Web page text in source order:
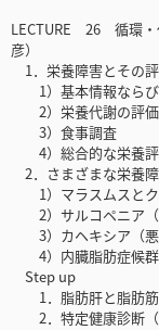
LECTURE 26 循環・
彦）
1．栄養障害とその
1）基本情報ならび
2）栄養代謝の評価
3）食事調査
4）総合的な栄養評
2．さまざまな栄養
1）マラスムスとク
2）サルコペニア（
3）カヘキシア（悪
4）内臓脂肪症候群
Step up
1．脂肪肝と脂肪筋
2．特定健康診断（